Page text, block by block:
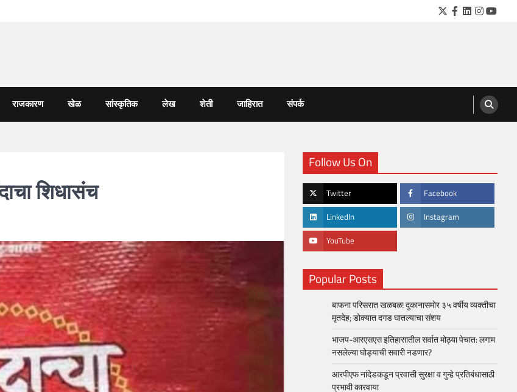
Twitter
Facebook
LinkedIn
राजकारण खेळ सांस्कृतिक लेख शेती जाहिरात संपर्क
शिधासंच
Follow Us On
Twitter Facebook
LinkedIn Instagram
YouTube
Popular Posts
बाफना परिसरात खळबळ! दुकानासमोर ३५ वर्षीय व्यक्तीचा
मृतदेह; डोक्यात दगड घातल्याचा संशय
भाजप-आरएसएस इतिहासातील सर्वात मोठ्या पेचात: लगाम
नसलेल्या घोड्याची सवारी नडणार?
आरपीएफ नांदेडकडून प्रवासी सुरक्षा व गुन्हे प्रतिबंधासाठी
प्रभावी कारवाया